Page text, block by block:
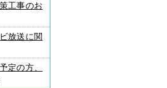
工事のお
放送に関
定の方、